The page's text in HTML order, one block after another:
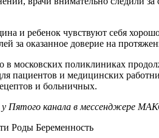
и ребенок чувствуют себя
за оказанное доверие на
в московских поликлиниках
пациентов и медицинских
и больничных.
Пятого канала в мессенджере
Роды Беременность